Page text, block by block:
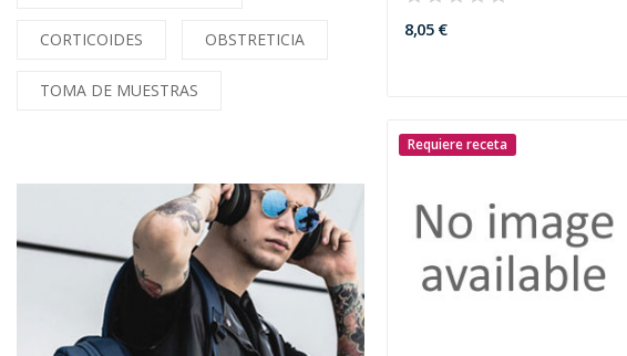
CORTICOIDES OBSTRETICIA
TOMA DE MUESTRAS
8,05 €
Requiere receta